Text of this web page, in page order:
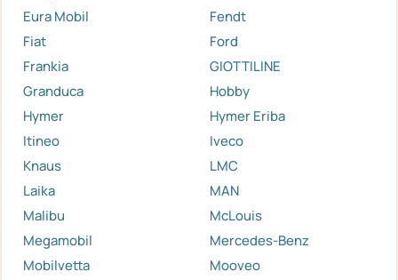
Eura Mobil
Fendt
Fiat
Ford
Frankia
GIOTTILINE
Granduca
Hobby
Hymer
Hymer Eriba
Itineo
Iveco
Knaus
LMC
Laika
MAN
Malibu
McLouis
Megamobil
Mercedes-Benz
Mobilvetta
Mooveo